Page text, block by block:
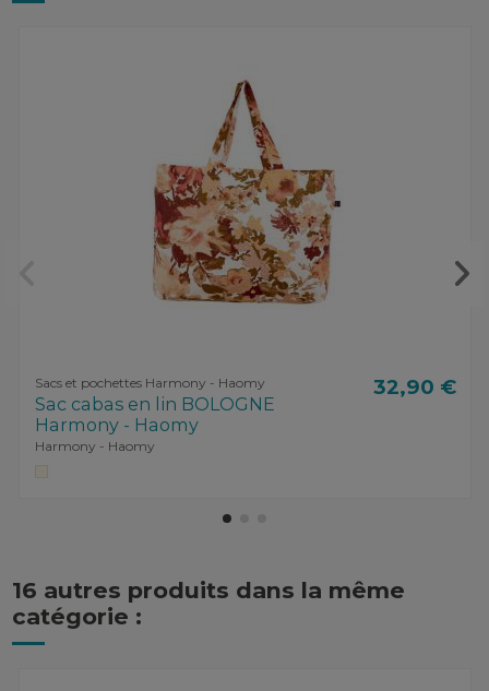
Sacs et pochettes Harmony - Haomy
Sac cabas en lin BOLOGNE
Harmony - Haomy
Harmony - Haomy
32,90 €
16 autres produits dans la même
catégorie :